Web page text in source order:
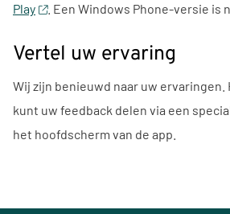
Play
. Een Windows Phone-versie is
Vertel uw ervaring
Wij zijn benieuwd naar uw ervaringen.
kunt uw feedback delen via een
het hoofdscherm van de app.